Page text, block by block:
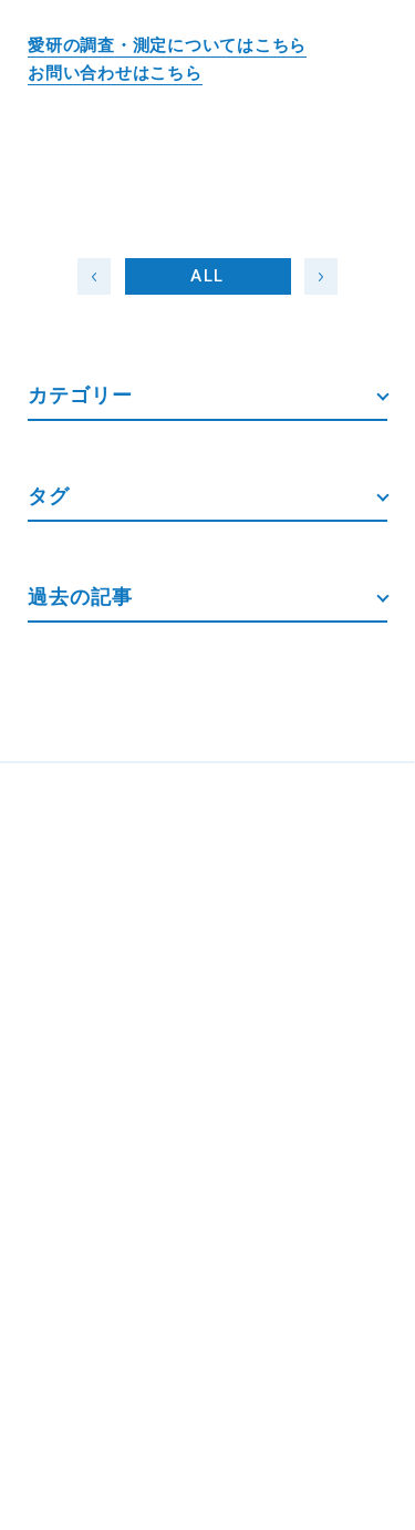
愛研の調査・測定についてはこちら
お問い合わせはこちら
ALL
カテゴリー
タグ
過去の記事